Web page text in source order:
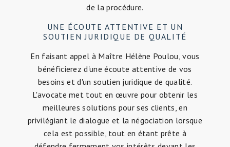
de la procédure.
UNE ÉCOUTE ATTENTIVE ET UN
SOUTIEN JURIDIQUE DE QUALITÉ
En faisant appel à Maître Hélène Poulou, vous
bénéficierez d'une écoute attentive de vos
besoins et d'un soutien juridique de qualité.
L'avocate met tout en œuvre pour obtenir les
meilleures solutions pour ses clients, en
privilégiant le dialogue et la négociation lorsque
cela est possible, tout en étant prête à